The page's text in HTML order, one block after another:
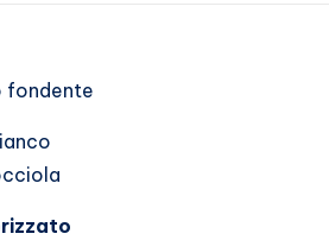
fondente